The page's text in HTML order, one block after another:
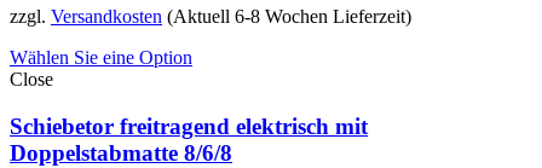
zzgl. Versandkosten (Aktuell 6-8 Wochen Lieferzeit)
Wählen Sie eine Option
Close
Schiebetor freitragend elektrisch mit
Doppelstabmatte 8/6/8